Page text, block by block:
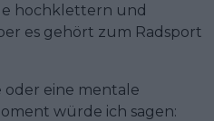
hochklettern und
es gehört zum Radsport
oder eine mentale
würde ich sagen: